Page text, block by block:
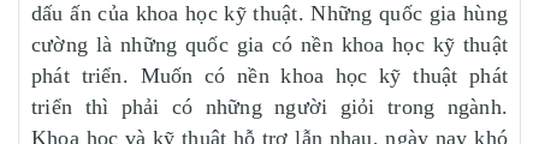
dấu ấn của khoa học kỹ thuật. Những quốc gia hùng
cường là những quốc gia có nền khoa học kỹ thuật
phát triển. Muốn có nền khoa học kỹ thuật phát
triển thì phải có những người giỏi trong ngành.
Khoa học và kỹ thuật hỗ trợ lẫn nhau, ngày nay khó